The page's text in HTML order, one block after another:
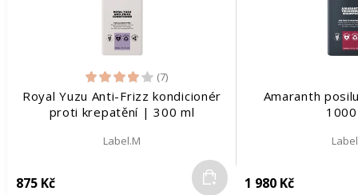
(7)
Royal Yuzu Anti-Frizz kondicionér
proti krepatění | 300 ml
Label.M
875 Kč Do košíku
Amaranth
1 980 Kč